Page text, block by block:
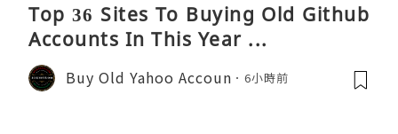
Top 36 Sites To Buying Old Github
Accounts In This Year ...
Buy Old Yahoo Accoun 6小時前